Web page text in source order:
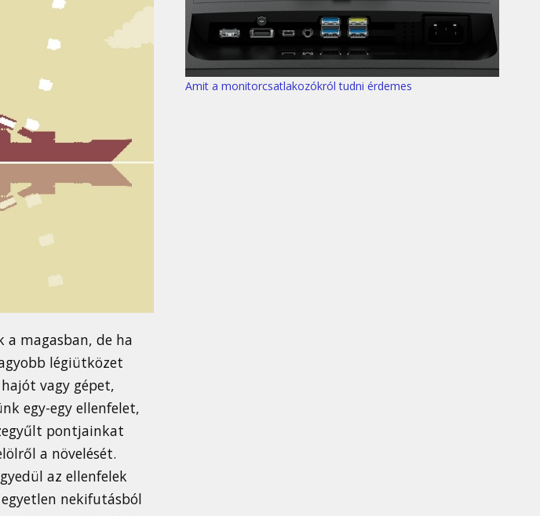
a magasban, de ha
légiütközet
vagy gépet,
egy-egy ellenfelet,
pontjainkat
a növelését.
az ellenfelek
nekifutásból
Amit a monitorcsatlakozókról tudni érdemes